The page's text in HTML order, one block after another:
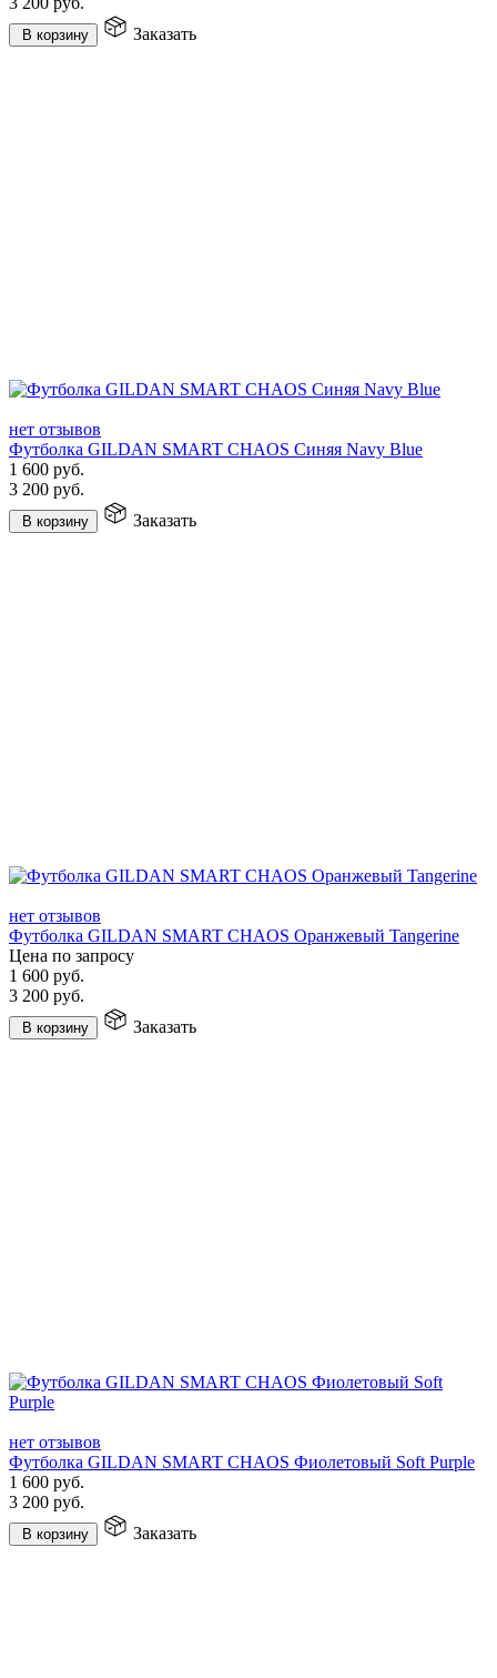
В корзину Заказать
нет отзывов
Футболка GILDAN SMART CHAOS Синяя Navy Blue
1 600 руб.
3 200 руб.
В корзину Заказать
нет отзывов
Футболка GILDAN SMART CHAOS Оранжевый Tangerine
Цена по запросу
1 600 руб.
3 200 руб.
В корзину Заказать
нет отзывов
Футболка GILDAN SMART CHAOS Фиолетовый Soft Purple
1 600 руб.
3 200 руб.
В корзину Заказать